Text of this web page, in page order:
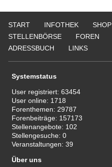
START INFOTHEK SHOP
STELLENBÖRSE
FOREN
ADRESSBUCH
LINKS
Systemstatus
User registriert:63454
User online: 1718
Forenthemen: 29787
Forenbeiträge: 157173
Stellenangebote: 102
Stellengesuche:0
Veranstaltungen:39
Über uns